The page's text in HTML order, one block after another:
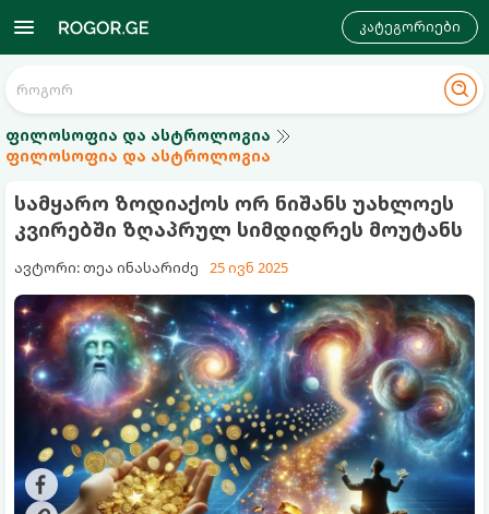
კატეგორიები
ფილოსოფია და ასტროლოგია
ფილოსოფია და ასტროლოგია
სამყარო ზოდიაქოს ორ ნიშანს უახლოეს
კვირებში ზღაპრულ სიმდიდრეს მოუტანს
ავტორი: თეა ინასარიძე 25 ივნ 2025